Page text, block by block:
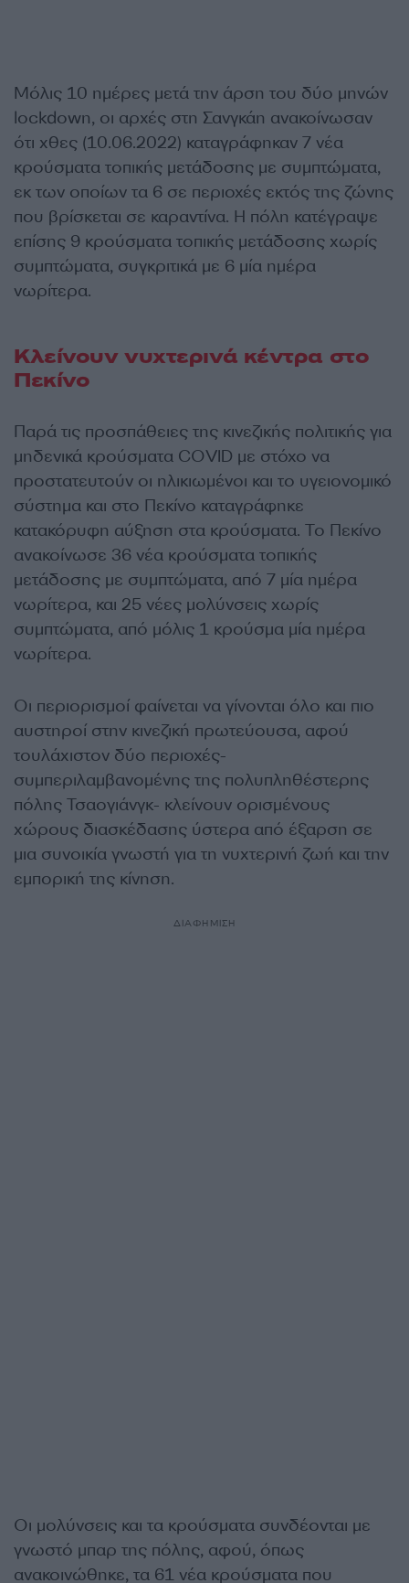
Μόλις 10 ημέρες μετά την άρση του δύο μηνών
lockdown, οι αρχές στη Σανγκάη ανακοίνωσαν
ότι χθες (10.06.2022) καταγράφηκαν 7 νέα
κρούσματα τοπικής μετάδοσης με συμπτώματα,
εκ των οποίων τα 6 σε περιοχές εκτός της ζώνης
που βρίσκεται σε καραντίνα. Η πόλη κατέγραψε
επίσης 9 κρούσματα τοπικής μετάδοσης χωρίς
συμπτώματα, συγκριτικά με 6 μία ημέρα
νωρίτερα.
Κλείνουν νυχτερινά κέντρα στο
Πεκίνο
Παρά τις προσπάθειες της κινεζικής πολιτικής για
μηδενικά κρούσματα COVID με στόχο να
προστατευτούν οι ηλικιωμένοι και το υγειονομικό
σύστημα και στο Πεκίνο καταγράφηκε
κατακόρυφη αύξηση στα κρούσματα. Το Πεκίνο
ανακοίνωσε 36 νέα κρούσματα τοπικής
μετάδοσης με συμπτώματα, από 7 μία ημέρα
νωρίτερα, και 25 νέες μολύνσεις χωρίς
συμπτώματα, από μόλις 1 κρούσμα μία ημέρα
νωρίτερα.
Οι περιορισμοί φαίνεται να γίνονται όλο και πιο
αυστηροί στην κινεζική πρωτεύουσα, αφού
τουλάχιστον δύο περιοχές-
συμπεριλαμβανομένης της πολυπληθέστερης
πόλης Τσαογιάνγκ- κλείνουν ορισμένους
χώρους διασκέδασης ύστερα από έξαρση σε
μια συνοικία γνωστή για τη νυχτερινή ζωή και την
εμπορική της κίνηση.
ΔΙΑΦΗΜΙΣΗ
Οι μολύνσεις και τα κρούσματα συνδέονται με
γνωστό μπαρ της πόλης, αφού, όπως
ανακοινώθηκε, τα 61 νέα κρούσματα που